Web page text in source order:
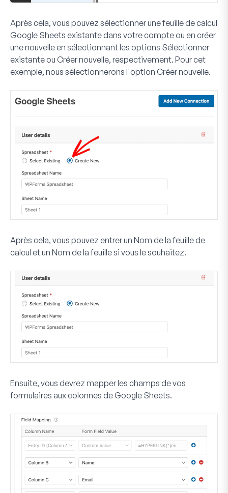
Après cela, vous pouvez sélectionner une feuille de calcul
Google Sheets existante dans votre compte ou en créer
une nouvelle en sélectionnant les options Sélectionner
existanteou Créer nouvelle, respectivement. Pour cet
exemple, nous sélectionnerons l'option Créer nouvelle.
Après cela, vous pouvez entrer un Nom de la feuille de
calcul et un Nom de la feuillesi vous le souhaitez.
Ensuite, vous devrez mapper les champs de vos
formulaires aux colonnes de Google Sheets.